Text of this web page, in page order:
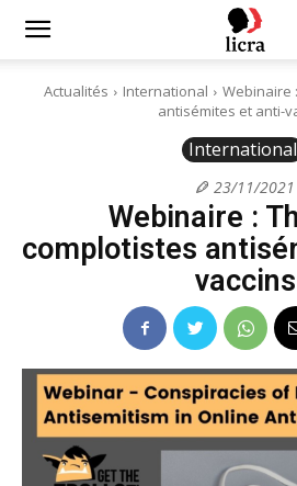
Licra
Actualités International
Webinaire
antisémites et anti-
International
23/11/2021
Webinaire :
complotistes
vaccins